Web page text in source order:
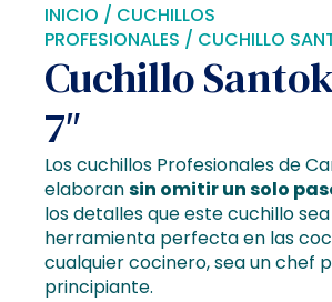
INICIO / CUCHILLOS
PROFESIONALES / CUCHILLO
Cuchillo
7″
Los cuchillos Profesionales de
elaboransin omitir un solo
los detalles que este cuchillo
herramienta perfecta en las
cualquier cocinero, sea un chef
principiante.